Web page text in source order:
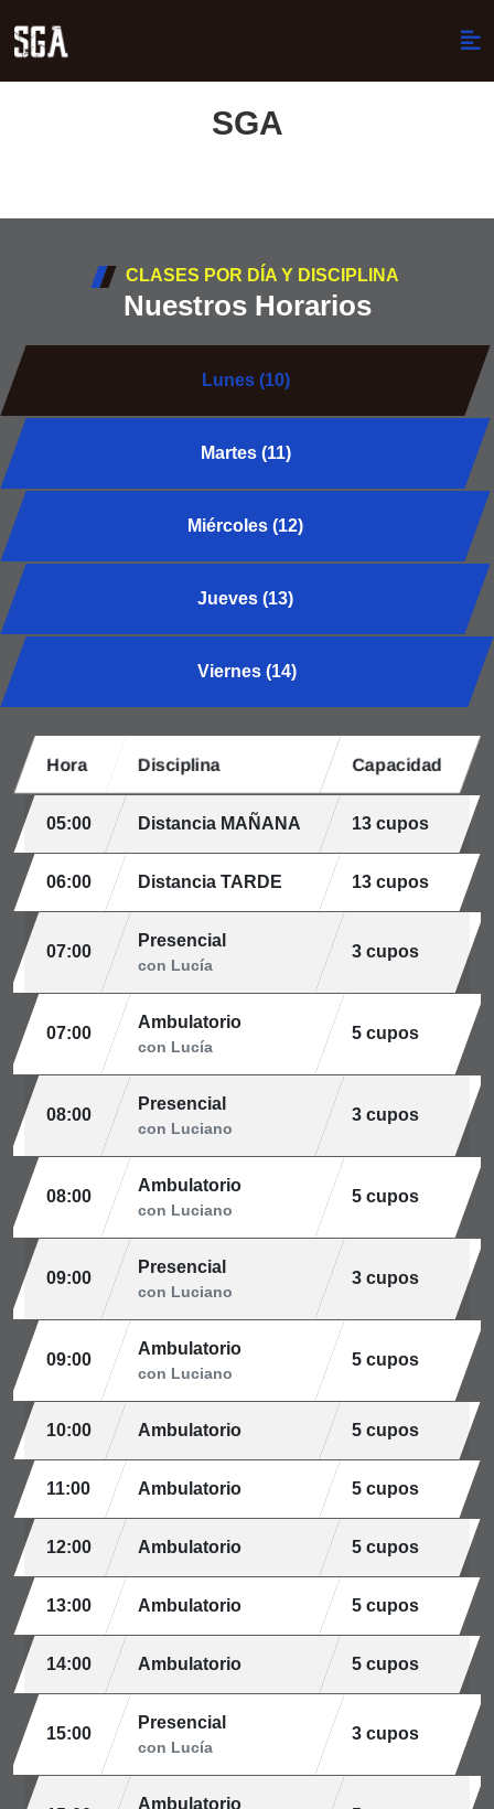
SGA
CLASES POR DÍA Y DISCIPLINA
Nuestros Horarios
Lunes (10)
Martes (11)
Miércoles (12)
Jueves (13)
Viernes (14)
Hora Disciplina Capacidad
05:00 Distancia MAÑANA 13 cupos
06:00 Distancia TARDE 13 cupos
07:00
Presencial
con Lucía
3 cupos
07:00
Ambulatorio
con Lucía
5 cupos
08:00
Presencial
con Luciano
3 cupos
08:00
Ambulatorio
con Luciano
5 cupos
09:00
Presencial
con Luciano
3 cupos
09:00
Ambulatorio
con Luciano
5 cupos
10:00 Ambulatorio 5 cupos
11:00 Ambulatorio 5 cupos
12:00 Ambulatorio 5 cupos
13:00 Ambulatorio 5 cupos
14:00 Ambulatorio 5 cupos
15:00
Presencial
con Lucía
3 cupos
Ambulatorio